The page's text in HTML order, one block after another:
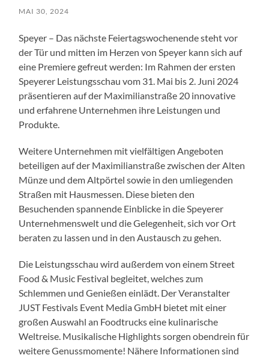
MAI 30, 2024
Speyer – Das nächste Feiertagswochenende steht vor
der Tür und mitten im Herzen von Speyer kann sich auf
eine Premiere gefreut werden: Im Rahmen der ersten
Speyerer Leistungsschau vom 31. Mai bis 2. Juni 2024
präsentieren auf der Maximilianstraße 20 innovative
und erfahrene Unternehmen ihre Leistungen und
Produkte.
Weitere Unternehmen mit vielfältigen Angeboten
beteiligen auf der Maximilianstraße zwischen der Alten
Münze und dem Altpörtel sowie in den umliegenden
Straßen mit Hausmessen. Diese bieten den
Besuchenden spannende Einblicke in die Speyerer
Unternehmenswelt und die Gelegenheit, sich vor Ort
beraten zu lassen und in den Austausch zu gehen.
Die Leistungsschau wird außerdem von einem Street
Food & Music Festival begleitet, welches zum
Schlemmen und Genießen einlädt. Der Veranstalter
JUST Festivals Event Media GmbH bietet mit einer
großen Auswahl an Foodtrucks eine kulinarische
Weltreise. Musikalische Highlights sorgen obendrein für
weitere Genussmomente! Nähere Informationen sind